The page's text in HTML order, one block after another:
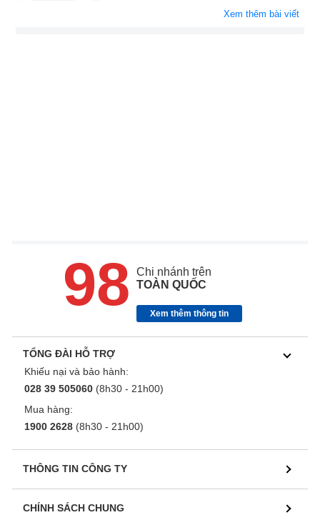
Xem thêm bài viết
98
Chi nhánh trên
TOÀN QUỐC
Xem thêm thông tin
TỔNG ĐÀI HỖ TRỢ
Khiếu nại và bảo hành:
028 39 505060 (8h30 - 21h00)
Mua hàng:
1900 2628 (8h30 - 21h00)
THÔNG TIN CÔNG TY
CHÍNH SÁCH CHUNG